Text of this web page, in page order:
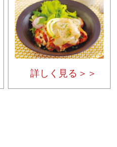
詳しく見る＞＞